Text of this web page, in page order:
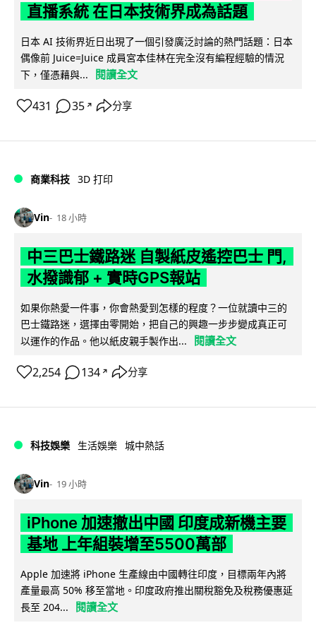
直播系統 在日本技術界成為話題
日本 AI 技術界近日出現了一個引發廣泛討論的熱門話題：日本
偶像前 Juice=Juice 成員宮本佳林在完全沒有編程經驗的情況
下，僅憑藉與...
閱讀全文
431 35 ↗ 分享
商業科技 3D 打印
Vin 18 小時
中三巴士鐵路迷 自製紙皮遙控巴士 門,
水撥識郁 + 實時GPS報站
如果你熱愛一件事，你會熱愛到怎樣的程度？一位就讀中三的
巴士鐵路迷，選擇由零開始，把自己的興趣一步步變成真正可
以運作的作品。他以紙皮親手製作出...
閱讀全文
2,254 134 ↗ 分享
科技娛樂 生活娛樂 城中熱話
Vin 19 小時
iPhone 加速撤出中國 印度成新機主要
基地 上年組裝增至5500萬部
Apple 加速將 iPhone 生產線由中國轉往印度，目標兩年內將
產量最高 50% 移至當地。印度政府推出關稅豁免及稅務優惠延
長至 204...
閱讀全文